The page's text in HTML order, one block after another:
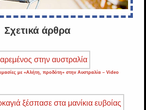
Σχετικά άρθρα
με «Αλήτη, προδότη» στην Αυστραλία – Video